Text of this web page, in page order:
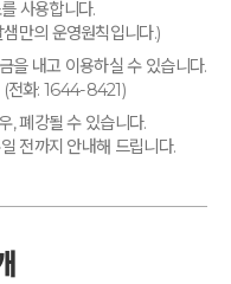
사용합니다.
만의 운영원칙입니다.)
을 내고 이용하실 수 있습니다.
(전화: 1644-8421)
, 폐강될 수 있습니다.
전까지 안내해 드립니다.